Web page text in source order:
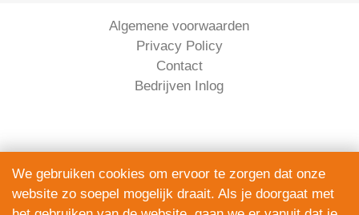
Algemene voorwaarden
Privacy Policy
Contact
Bedrijven Inlog
Serviceright Koeriers is onderdeel van
We gebruiken cookies om ervoor te zorgen dat onze
website zo soepel mogelijk draait. Als je doorgaat met